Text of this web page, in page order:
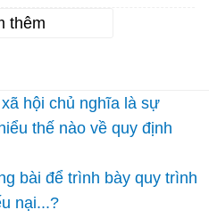
thêm
hội chủ nghĩa là sự
thế nào về quy định
bài để trình bày quy trình
nại...?